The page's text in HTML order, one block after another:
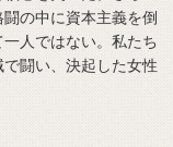
の中に資本主義を倒
人ではない。私たち
闘い、決起した女性